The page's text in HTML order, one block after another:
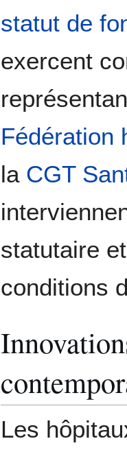
statut de
exercent
Fédération
la CGT
statutaire
conditions
Les